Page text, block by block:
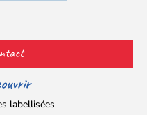
(s’ouvre
dans
un
nouvel
onglet)
(s’ouvre
un
nouvel
onglet)
labellisées